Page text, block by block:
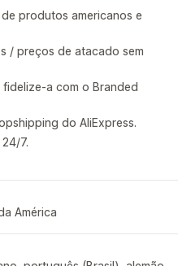
produtos americanos e
/ preços de atacado sem
a com o Branded
do AliExpress.
7.
América